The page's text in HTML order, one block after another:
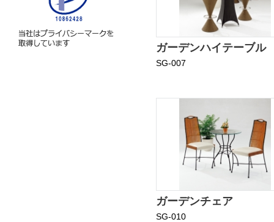
ガーデンハイテーブル
SG-007
ガーデンチェア
SG-010